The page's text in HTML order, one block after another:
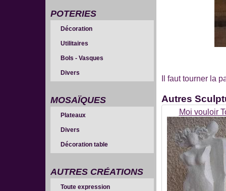
POTERIES
Décoration
Utilitaires
Bols - Vasques
Divers
MOSAÏQUES
Plateaux
Divers
Décoration table
AUTRES CRÉATIONS
Toute expression
Il faut tourner la
Autres
Moi vouloir